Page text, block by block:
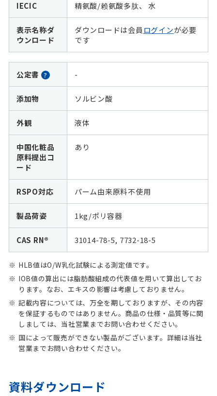
IECIC 精氨酸/赖氨酸多肽、 水
表示名称ダ
ウンロード
ダウンロードは会員 ログインが必要
です
公定書 ? -
添加物 ソルビン酸
外観 液体
中国化粧品
原料提出コ
ード
あり
RSPO対応 パーム由来原料不使用
製品荷姿 1kg/ポリ容器
CAS RN® 31014-78-5, 7732-18-5
HLB値はO/W乳化試験による測定値です。
IOB値の算出には脂肪酸組成の代表値を用いて算出してお
ります。なお、エキスの影響は考慮しておりません。
記載内容については、万全を期しておりますが、その内容
を保証するものではありません。商品の仕様・品質等に関
しましては、当社営業までお問い合わせください。
国によって販売ができない製品がございます。詳細は当社
営業までお問い合わせください。
資料ダウンロード